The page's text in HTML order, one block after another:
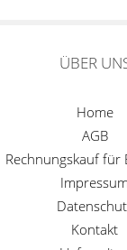
ÜBER
Home
AGB
Rechnungskauf für
Impressum
Kontakt